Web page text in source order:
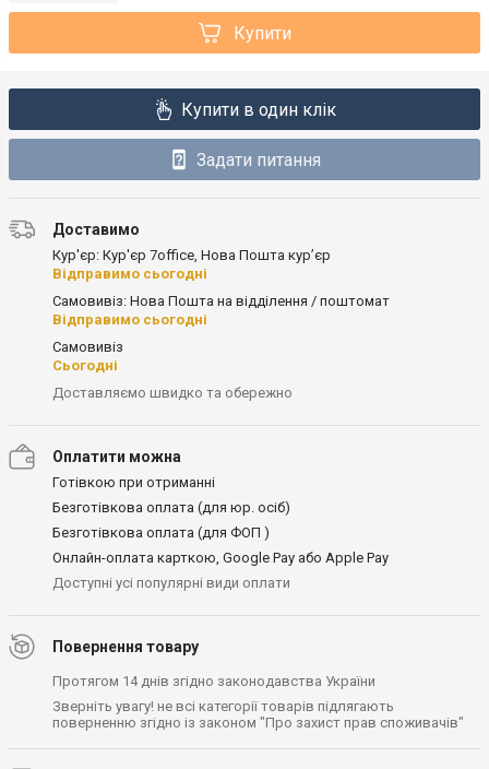
Купити
Купити в один клік
Задати питання
Доставимо
Кур'єр: Кур'єр 7office, Нова Пошта кур’єр
Відправимо сьогодні
Самовивіз: Нова Пошта на відділення / поштомат
Відправимо сьогодні
Самовивіз
Сьогодні
Доставляємо швидко та обережно
Оплатити можна
Готівкою при отриманні
Безготівкова оплата (для юр. осіб)
Безготівкова оплата (для ФОП )
Онлайн-оплата карткою, Google Pay або Apple Pay
Доступні усі популярні види оплати
Повернення товару
Протягом 14 днів згідно законодавства України
Зверніть увагу! не всі категорії товарів підлягають
поверненню згідно із законом "Про захист прав споживачів"